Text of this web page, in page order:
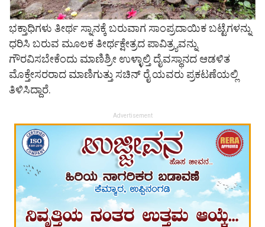
ಭಕ್ತಾಧಿಗಳು ತೀರ್ಥ ಸ್ನಾನಕ್ಕೆ ಬರುವಾಗ ಸಾಂಪ್ರದಾಯಿಕ ಬಟ್ಟೆಗಳನ್ನು
ಧರಿಸಿ ಬರುವ ಮೂಲಕ ತೀರ್ಥಕ್ಷೇತ್ರದ ಪಾವಿತ್ರ್ಯವನ್ನು
ಗೌರವಿಸಬೇಕೆಂದು ಮಾಣಿಶ್ರೀ ಉಳ್ಳಾಲ್ತಿ ದೈವಸ್ಥಾನದ ಆಡಳಿತ
ಮೊಕ್ತೇಸರರಾದ ಮಾಣಿಗುತ್ತು ಸಚಿನ್ ರೈ ಯವರು ಪ್ರಕಟಣೆಯಲ್ಲಿ
ತಿಳಿಸಿದ್ದಾರೆ.
Advertisement